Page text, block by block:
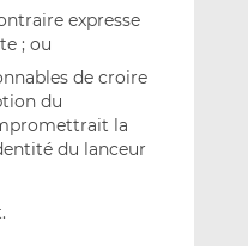
expresse
; ou
de croire
du
la
du lanceur